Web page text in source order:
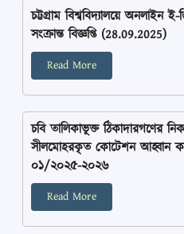
চট্টগ্রাম বিশ্ববিদ্যালয়ে অনলাইন
সংক্রান্ত বিজ্ঞপ্তি (28.09.2025)
Read More
চবি তালিকাভূক্ত ঠিকাদারগণের
সীলমোহরকৃত কোটেশন আহ্বান
০১/২০২৫-২০২৬
Read More